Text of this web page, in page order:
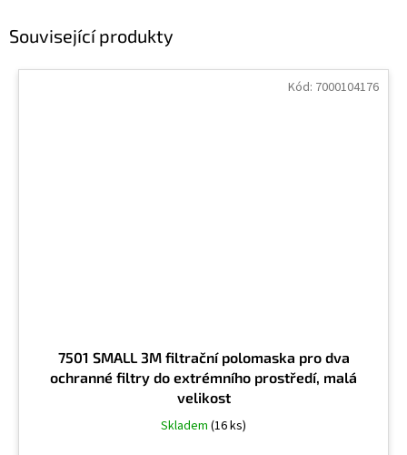
Související produkty
7501 SMALL 3M filtrační polomaska pro dva
ochranné filtry do extrémního prostředí, malá
velikost
Skladem (16 ks)
Kód: 7000104176